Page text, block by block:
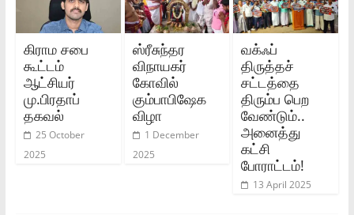
கிராம சபை
கூட்டம்
ஆட்சியர்
மு.பிரதாப்
தகவல்
25 October
2025
ஸ்ரீசுந்தர
விநாயகர்
கோவில்
கும்பாபிஷேக
விழா
1 December
2025
வக்ஃப்
திருத்தச்
சட்டத்தை
திரும்ப பெற
வேண்டும்..
அனைத்து
கட்சி
போராட்டம்!
13 April 2025